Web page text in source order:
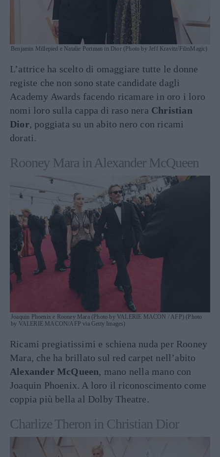
Benjamin Millepied e Natalie Portman in Dior (Photo by Jeff Kravitz/FilmMagic)
L’attrice ha scelto di omaggiare tutte le donne
registe che non sono state candidate dagli
Academy Awards facendo ricamare in oro i loro
nomi loro sulla cappa di raso nera Christian
Dior, poggiata su un abito nero con ricami
dorati.
Rooney Mara in Alexander McQueen
Joaquin Phoenix e Rooney Mara (Photo by VALERIE MACON / AFP) (Photo
by VALERIE MACON/AFP via Getty Images)
Ricami pregiatissimi e schiena nuda per Rooney
Mara, che ha brillato sul red carpet nell’abito
Alexander McQueen, mano nella mano con
Joaquin Phoenix. A loro il riconoscimento come
coppia più bella al Dolby Theatre.
Charlize Theron in Christian Dior